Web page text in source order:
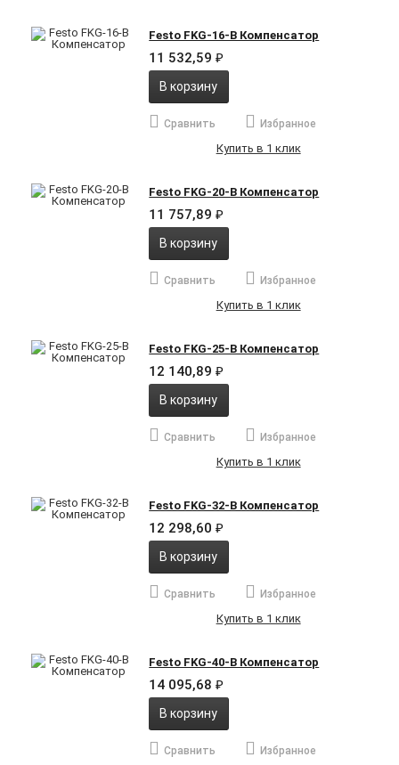
Festo FKG-16-B Компенсатор
11 532,59₽
В корзину
Сравнить Избранное
Купить в 1 клик
Festo FKG-20-B Компенсатор
11 757,89₽
В корзину
Сравнить Избранное
Купить в 1 клик
Festo FKG-25-B Компенсатор
12 140,89₽
В корзину
Сравнить Избранное
Купить в 1 клик
Festo FKG-32-B Компенсатор
12 298,60₽
В корзину
Сравнить Избранное
Купить в 1 клик
Festo FKG-40-B Компенсатор
14 095,68₽
В корзину
Сравнить Избранное